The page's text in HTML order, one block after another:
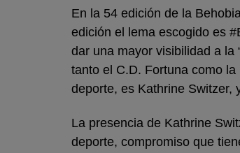
En la 54 edición de la
edición el lema escogido es
dar una mayor visibilidad a la
tanto el C.D. Fortuna como
deporte, es Kathrine Switzer,
La presencia de Kathrine
deporte, compromiso que